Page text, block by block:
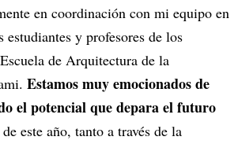
en coordinación con mi equipo en
y profesores de los
de Arquitectura de la
Estamos muy emocionados de
el potencial que depara el futuro
este año, tanto a través de la